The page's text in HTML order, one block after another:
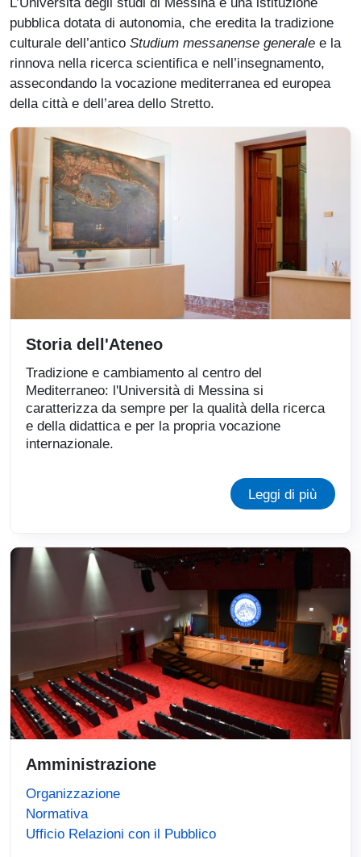
pubblica dotata di autonomia, che eredita la tradizione
culturale dell’antico Studium messanense generale e la
rinnova nella ricerca scientifica e nell’insegnamento,
assecondando la vocazione mediterranea ed europea
della città e dell’area dello Stretto.
Storia dell'Ateneo
Tradizione e cambiamento al centro del
Mediterraneo: l'Università di Messina si
caratterizza da sempre per la qualità della ricerca
e della didattica e per la propria vocazione
internazionale.
Leggi di più
Amministrazione
Organizzazione
Normativa
Ufficio Relazioni con il Pubblico